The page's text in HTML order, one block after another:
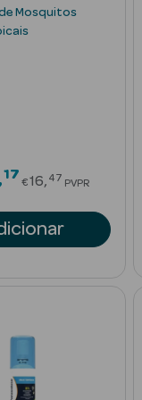
Mosquitos
17Price
€16 47 PVPR